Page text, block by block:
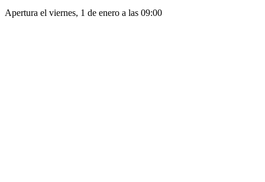
Apertura el viernes, 1 de enero a las 09:00